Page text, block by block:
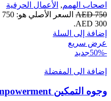
اصحاب الهمم, الأعمال الحرفية
AED750 السعر الأصلي هو: 750.
AED 300.
إضافة إلى السلة
عرض سريع
-50%
جديد
إضافة الى المفضلة
وجوه التمكين Faces of Empowerment